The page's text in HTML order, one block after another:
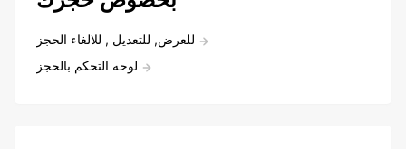
للعرض, للتعديل , للالغاء الحجز
لوحه التحكم بالحجز